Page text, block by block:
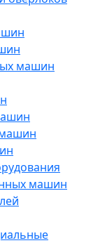
машин
машин